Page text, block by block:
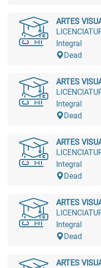
ARTES
Integral
Dead
ARTES
Integral
Dead
ARTES
Integral
Dead
ARTES
Integral
Dead
ARTES